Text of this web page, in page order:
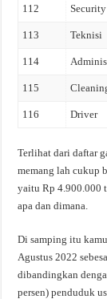
112 Security
113 Teknisi
114
115
116 Driver
Terlihat dari daftar
memang lah cukup
yaitu Rp 4.900.000
apa dan dimana.
Di samping itu
Agustus 2022
dibandingkan
persen) penduduk